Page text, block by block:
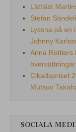
Lättläst
Stefan
Lyssna på en
Johnny
Anna Rottiers
översättningar
Cikadapriset
Mutsuo
SOCIALA